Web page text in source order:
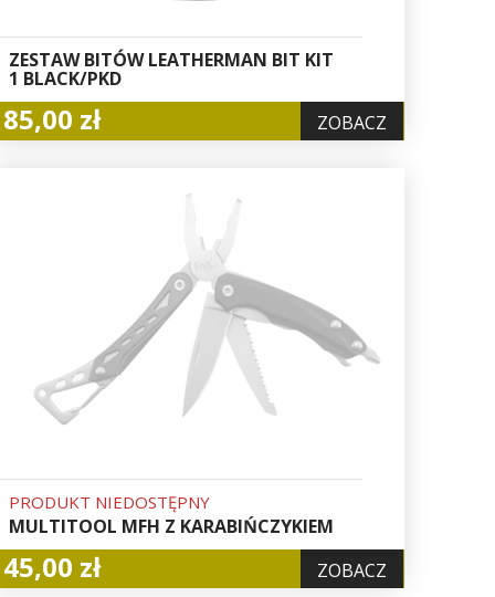
ZESTAW BITÓW LEATHERMAN BIT KIT
1 BLACK/PKD
85,00 zł ZOBACZ
PRODUKT NIEDOSTĘPNY
MULTITOOL MFH Z KARABIŃCZYKIEM
45,00 zł ZOBACZ